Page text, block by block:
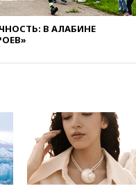
18:18Товарооборот
и России вырос в этом
более чем на четверть
17:55Мужчина получил
авиакомпании США обязали
самолеты Boeing на
трещин
17:35
В Казани
ребенок погиб при
В АЛАБИНЕ